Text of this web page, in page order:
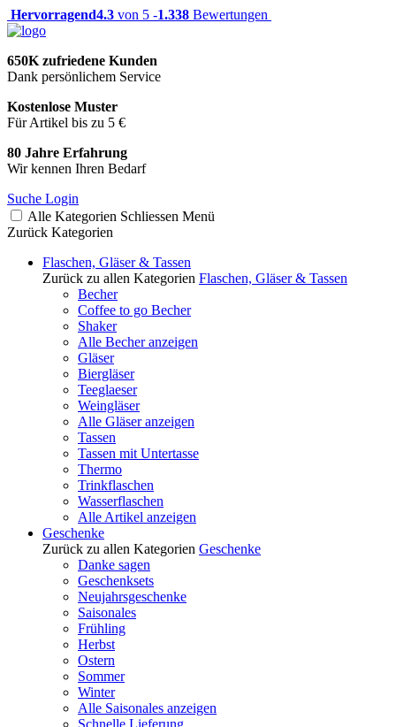
Hervorragend4.3 von 5 -1.338 Bewertungen
650K zufriedene Kunden
Dank persönlichem Service
Kostenlose Muster
Für Artikel bis zu 5 €
80 Jahre Erfahrung
Wir kennen Ihren Bedarf
Suche Login
Alle Kategorien Schliessen Menü
Zurück Kategorien
Flaschen, Gläser & Tassen
Zurück zu allen Kategorien Flaschen, Gläser & Tassen
Becher
Coffee to go Becher
Shaker
Alle Becher anzeigen
Gläser
Biergläser
Teeglaeser
Weingläser
Alle Gläser anzeigen
Tassen
Tassen mit Untertasse
Thermo
Trinkflaschen
Wasserflaschen
Alle Artikel anzeigen
Geschenke
Zurück zu allen Kategorien Geschenke
Danke sagen
Geschenksets
Neujahrsgeschenke
Saisonales
Frühling
Herbst
Ostern
Sommer
Winter
Alle Saisonales anzeigen
Schnelle Lieferung